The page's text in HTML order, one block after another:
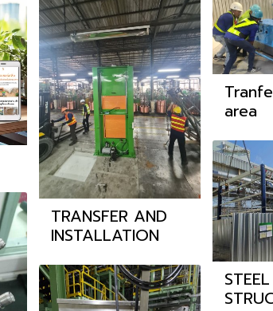
TRANSFER AND
INSTALLATION
area
STEEL